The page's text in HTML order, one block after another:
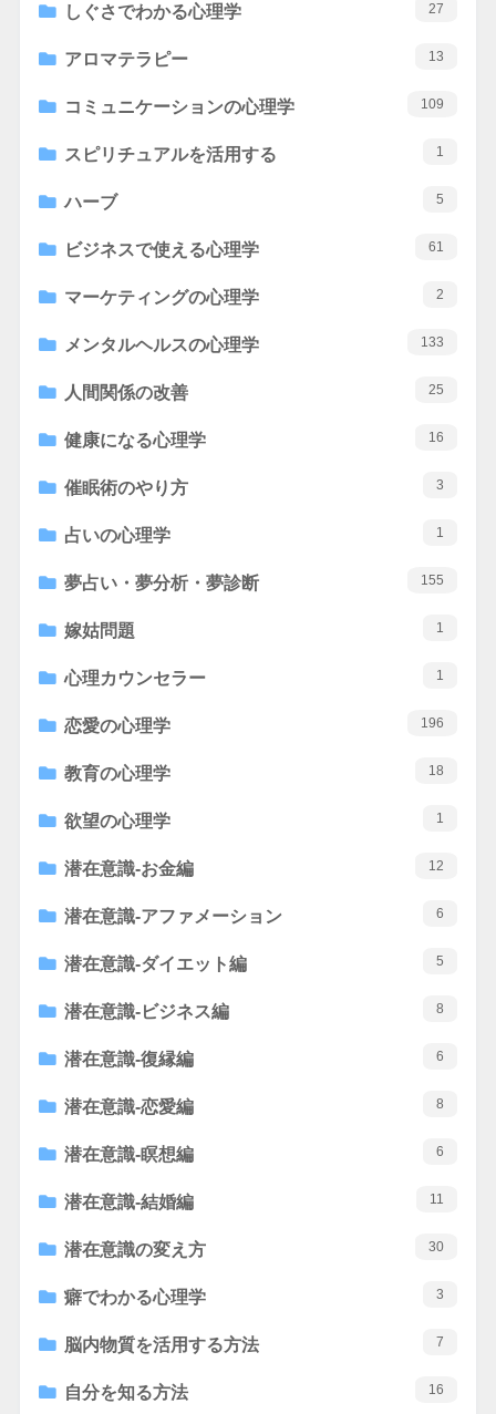
しぐさでわかる心理学 27
アロマテラピー 13
コミュニケーションの心理学 109
スピリチュアルを活用する 1
ハーブ 5
ビジネスで使える心理学 61
マーケティングの心理学 2
メンタルヘルスの心理学 133
人間関係の改善 25
健康になる心理学 16
催眠術のやり方 3
占いの心理学 1
夢占い・夢分析・夢診断 155
嫁姑問題 1
心理カウンセラー 1
恋愛の心理学 196
教育の心理学 18
欲望の心理学 1
潜在意識-お金編 12
潜在意識-アファメーション 6
潜在意識-ダイエット編 5
潜在意識-ビジネス編 8
潜在意識-復縁編 6
潜在意識-恋愛編 8
潜在意識-瞑想編 6
潜在意識-結婚編 11
潜在意識の変え方 30
癖でわかる心理学 3
脳内物質を活用する方法 7
自分を知る方法 16